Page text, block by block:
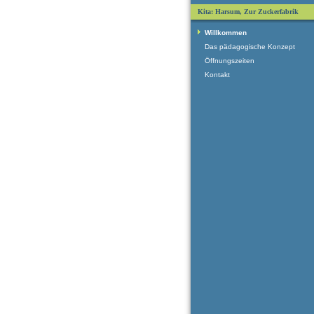
Kita: Harsum, Zur Zuckerfabrik
Willkommen
Das pädagogische Konzept
Öffnungszeiten
Kontakt